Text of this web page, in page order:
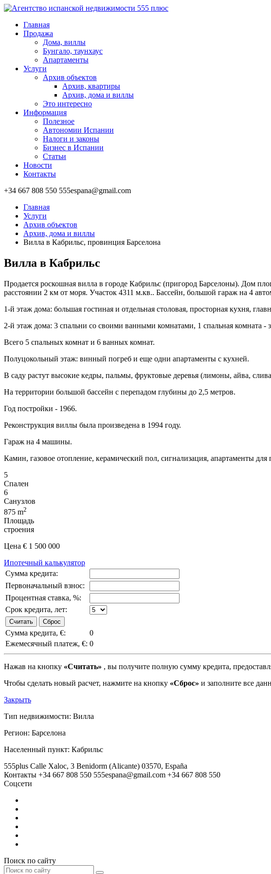
Главная
Продажа
Дома, виллы
Бунгало, таунхаус
Апартаменты
Услуги
Архив объектов
Архив, квартиры
Архив, дома и виллы
Это интересно
Информация
Полезное
Автономии Испании
Налоги и законы
Бизнес в Испании
Статьи
Новости
Контакты
+34 667 808 550 555espana@gmail.com
Главная
Услуги
Архив объектов
Архив, дома и виллы
Вилла в Кабрильс, провинция Барселона
Вилла в Кабрильс
Продается роскошная вилла в городе Кабрильс (пригород Барселоны). Дом
расстоянии 2 км от моря. Участок 4311 м.кв.. Бассейн, большой гараж на 4
1-й этаж дома: большая гостиная и отдельная столовая, просторная кухня,
2-й этаж дома: 3 спальни со своими ванными комнатами, 1 спальная комната -
Всего 5 спальных комнат и 6 ванных комнат.
Полуцокольный этаж: винный погреб и еще одни апартаменты с кухней.
В саду растут высокие кедры, пальмы, фруктовые деревья (лимоны, айва,
На территории большой бассейн с перепадом глубины до 2,5 метров.
Год постройки - 1966.
Реконструкция виллы была произведена в 1994 году.
Гараж на 4 машины.
Камин, газовое отопление, керамический пол, сигнализация, апартаменты для
5
Спален
6
Санузлов
875 m2
Площадь
строения
Цена € 1 500 000
Ипотечный калькулятор
Сумма кредита:
Первоначальный взнос:
Процентная ставка, %:
Срок кредита, лет:
Сумма кредита, €:
0
Ежемесячный платеж, €: 0
Нажав на кнопку «Считать» , вы получите полную сумму кредита,
Чтобы сделать новый расчет, нажмите на кнопку «Сброс» и заполните все
Закрыть
Тип недвижимости: Вилла
Регион: Барселона
Населенный пункт: Кабрильс
555plus Calle Xaloc, 3 Benidorm (Alicante) 03570, España
Контакты +34 667 808 550 555espana@gmail.com +34 667 808 550
Соцсети
Поиск по сайту